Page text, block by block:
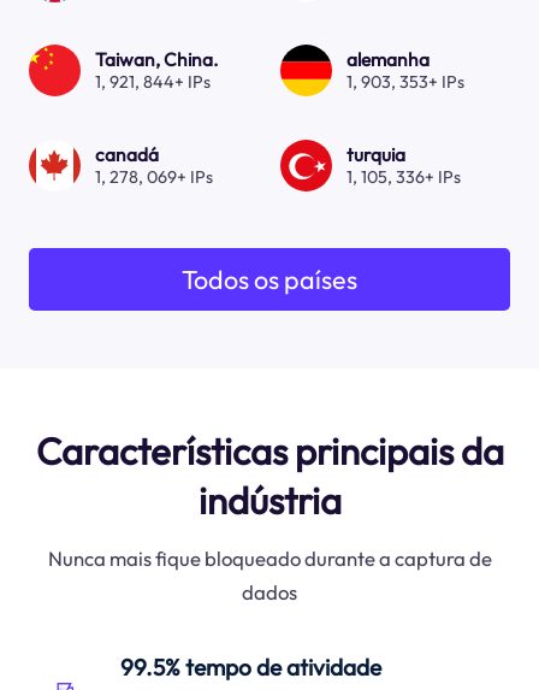
Taiwan, China.
1, 921, 844+ IPs
alemanha
1, 903, 353+ IPs
canadá
1, 278, 069+ IPs
turquia
1, 105, 336+ IPs
Todos os países
Características principais da
indústria
Nunca mais fique bloqueado durante a captura de
dados
99.5% tempo de atividade